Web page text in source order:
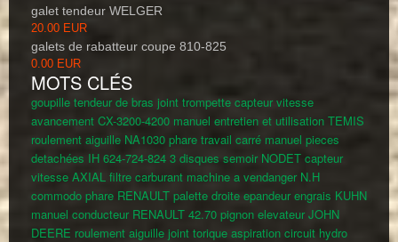
galet tendeur WELGER
20.00 EUR
galets de rabatteur coupe 810-825
0.00 EUR
MOTS CLÉS
goupille tendeur de bras joint trompette capteur vitesse
avancement CX-3200-4200 manuel entretien et utilisation TEMIS
roulement aiguille NA1030 phare travail carré manuel pieces
detachées IH 624-724-824 3 disques semoir NODET capteur
vitesse AXIAL filtre carburant machine a vendanger N.H
commodo phare RENAULT palette droite epandeur engrais KUHN
manuel conducteur RENAULT 42.70 pignon elevateur JOHN
DEERE roulement aiguille joint torique aspiration circuit hydro